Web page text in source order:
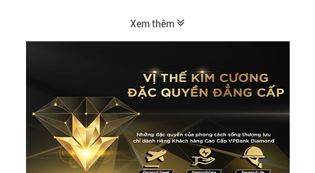
Xem thêm